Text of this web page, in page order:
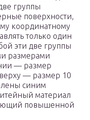
группы
поверхности,
координатному
только один
эти две группы
размерами
— размер
— размер 10
синим
материал
повышенной